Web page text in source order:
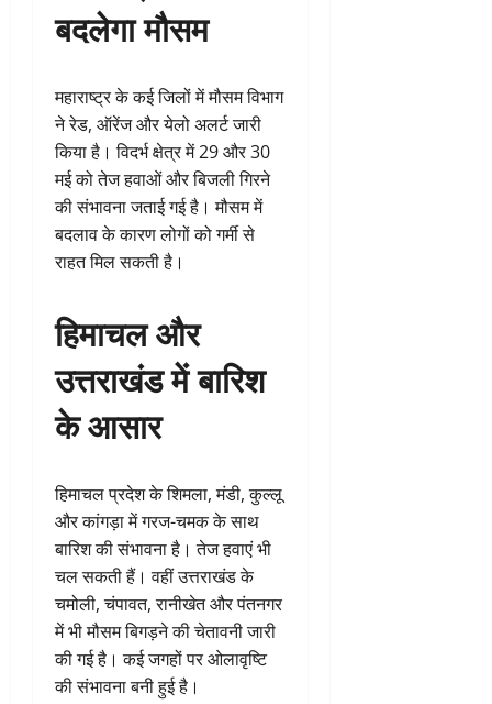
बदलेगा मौसम
महाराष्ट्र के कई जिलों में मौसम विभाग
ने रेड, ऑरेंज और येलो अलर्ट जारी
किया है। विदर्भ क्षेत्र में 29 और 30
मई को तेज हवाओं और बिजली गिरने
की संभावना जताई गई है। मौसम में
बदलाव के कारण लोगों को गर्मी से
राहत मिल सकती है।
हिमाचल और
उत्तराखंड में बारिश
के आसार
हिमाचल प्रदेश के शिमला, मंडी, कुल्लू
और कांगड़ा में गरज-चमक के साथ
बारिश की संभावना है। तेज हवाएं भी
चल सकती हैं। वहीं उत्तराखंड के
चमोली, चंपावत, रानीखेत और पंतनगर
में भी मौसम बिगड़ने की चेतावनी जारी
की गई है। कई जगहों पर ओलावृष्टि
की संभावना बनी हुई है।